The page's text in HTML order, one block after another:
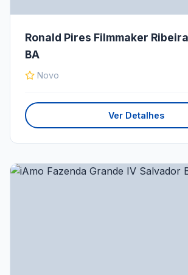
Ronald Pires Filmmaker
BA
Novo
Ver Detalhes